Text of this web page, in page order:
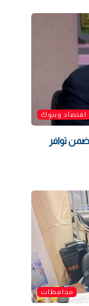
اقتصاد وبنوك
توافر
محافظات